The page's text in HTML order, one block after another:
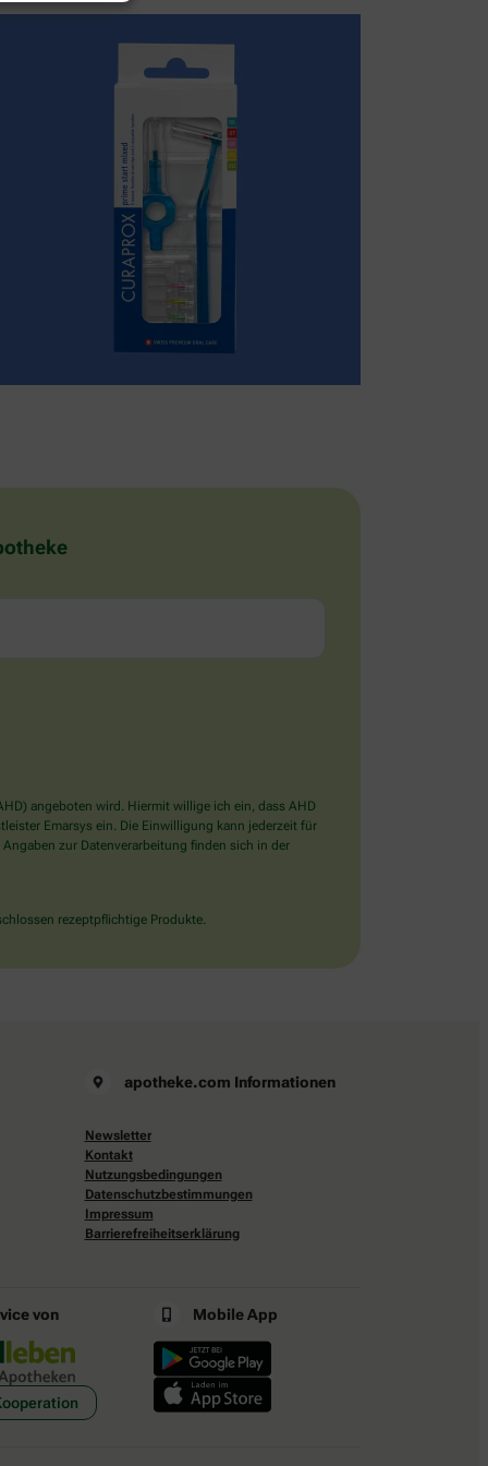
angeboten wird. Hiermit willige ich ein, dass AHD
Emarsys ein. Die Einwilligung kann jederzeit für
zur Datenverarbeitung finden sich in der
rezeptpflichtige Produkte.
apotheke.com Informationen
Newsletter
Kontakt
Nutzungsbedingungen
Datenschutzbestimmungen
Impressum
Barrierefreiheitserklärung
von Mobile App